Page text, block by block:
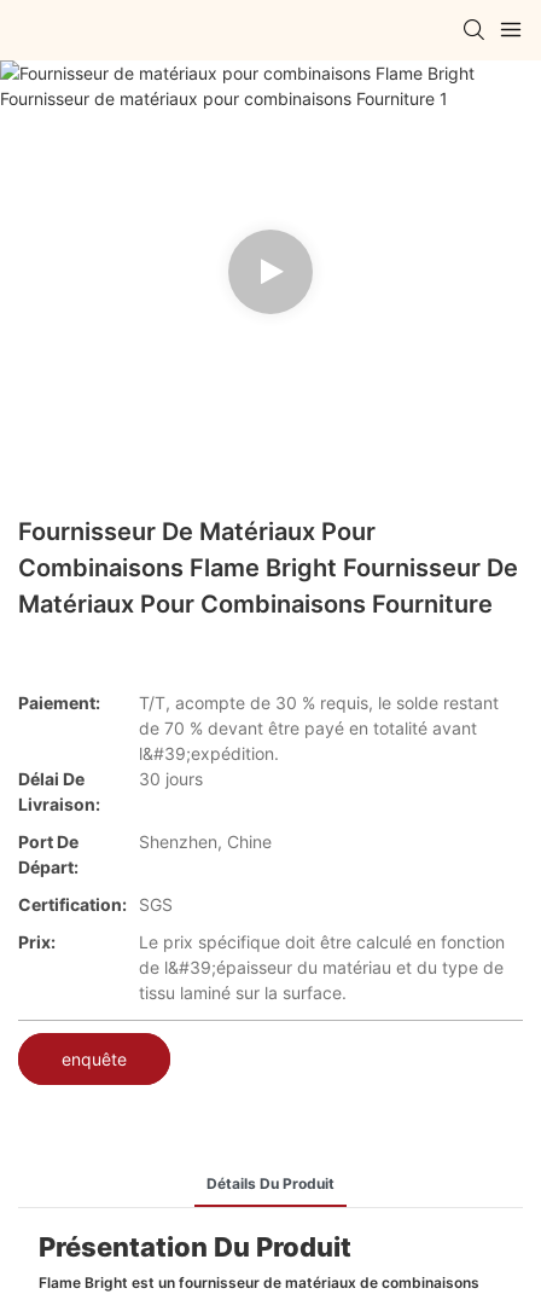
Fournisseur De Matériaux Pour
Combinaisons Flame Bright Fournisseur De
Matériaux Pour Combinaisons Fourniture
Paiement:
T/T, acompte de 30 % requis, le solde restant
de 70 % devant être payé en totalité avant
l&#39;expédition.
Délai De
Livraison:
30 jours
Port De
Départ:
Shenzhen, Chine
Certification:
SGS
Prix:
Le prix spécifique doit être calculé en fonction
de l&#39;épaisseur du matériau et du type de
tissu laminé sur la surface.
enquête
Détails Du Produit
Présentation Du Produit
Flame Bright est un fournisseur de matériaux de combinaisons